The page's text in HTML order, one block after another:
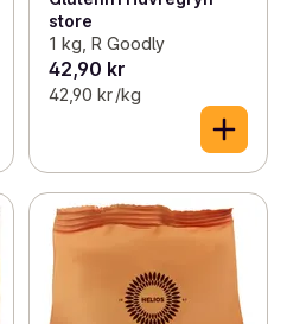
store
1 kg, R Goodly
42,90 kr
42,90 kr /kg